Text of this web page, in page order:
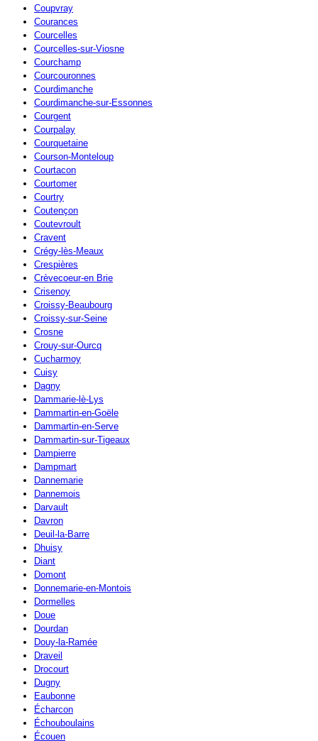
Coupvray
Courances
Courcelles
Courcelles-sur-Viosne
Courchamp
Courcouronnes
Courdimanche
Courdimanche-sur-Essonnes
Courgent
Courpalay
Courquetaine
Courson-Monteloup
Courtacon
Courtomer
Courtry
Coutençon
Coutevroult
Cravent
Crégy-lès-Meaux
Crespières
Crèvecoeur-en Brie
Crisenoy
Croissy-Beaubourg
Croissy-sur-Seine
Crosne
Crouy-sur-Ourcq
Cucharmoy
Cuisy
Dagny
Dammarie-lè-Lys
Dammartin-en-Goële
Dammartin-en-Serve
Dammartin-sur-Tigeaux
Dampierre
Dampmart
Dannemarie
Dannemois
Darvault
Davron
Deuil-la-Barre
Dhuisy
Diant
Domont
Donnemarie-en-Montois
Dormelles
Doue
Dourdan
Douy-la-Ramée
Draveil
Drocourt
Dugny
Eaubonne
Écharcon
Échouboulains
Écouen